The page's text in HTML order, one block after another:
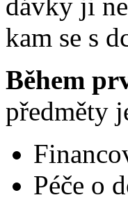
dávky ji
kam se s
Během
předměty
Péče o